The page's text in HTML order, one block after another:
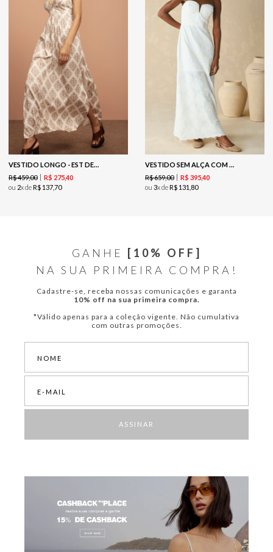
VESTIDO LONGO - EST DETALHES
R$459,00 R$ 27540
ou 2x deR$ 13770
VESTIDO SEM ALÇA COM DECOTE EM V - OFF WHITE
R$659,00 R$ 39540
ou 3x deR$ 131 80
GANHE
[10% OFF]
NA SUA PRIMEIRA COMPRA!
Cadastre-se, receba nossas comunicações e garanta
10% off na sua primeira compra.
*Válido apenas para a coleção vigente. Não cumulativa
com outras promoções.
ASSINAR